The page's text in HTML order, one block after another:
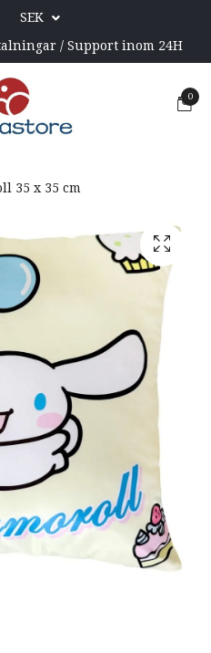
SEK
/ Support inom 24H
0
35 x 35 cm